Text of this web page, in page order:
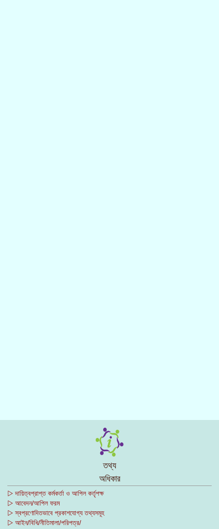
তথ্য
অধিকার
▷ দায়িত্বপ্রাপ্ত কর্মকর্তা ও আপিল কর্তৃপক্ষ
▷ আবেদন/আপিল ফরম
▷ স্বপ্রণোদিতভাবে প্রকাশযোগ্য তথ্যসমূহ
▷ আইন/বিধি/নীতিমালা/পরিপত্র/